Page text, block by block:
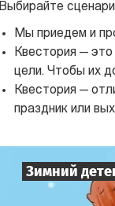
Выбирайте
Мы приедем и
Квестория —
цели. Чтобы их
Квестория —
праздник или
Зимний